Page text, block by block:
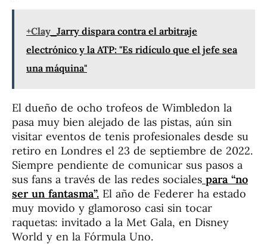
+Clay Jarry dispara contra el arbitraje
electrónico y la ATP: "Es ridículo que el jefe sea
una máquina"
El dueño de ocho trofeos de Wimbledon la
pasa muy bien alejado de las pistas, aún sin
visitar eventos de tenis profesionales desde su
retiro en Londres el 23 de septiembre de 2022.
Siempre pendiente de comunicar sus pasos a
sus fans a través de las redes sociales para “no
ser un fantasma”. El año de Federer ha estado
muy movido y glamoroso casi sin tocar
raquetas: invitado a la Met Gala, en Disney
World y en la Fórmula Uno.